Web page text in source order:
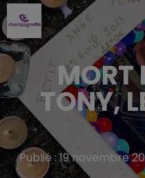
MORT
TONY,
Publié : 19 novembre